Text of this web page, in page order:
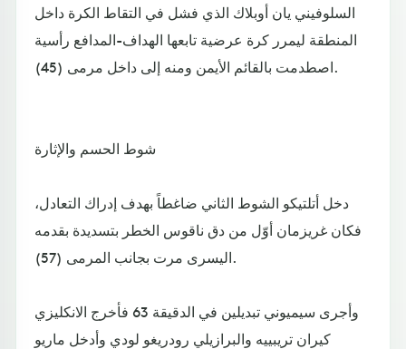
السلوفيني يان أوبلاك الذي فشل في التقاط الكرة داخل
المنطقة ليمرر كرة عرضية تابعها الهداف-المدافع رأسية
اصطدمت بالقائم الأيمن ومنه إلى داخل مرمى (45).
شوط الحسم والإثارة
دخل أتلتيكو الشوط الثاني ضاغطاً بهدف إدراك التعادل،
فكان غريزمان أوّل من دق ناقوس الخطر بتسديدة بقدمه
اليسرى مرت بجانب المرمى (57).
وأجرى سيميوني تبديلين في الدقيقة 63 فأخرج الانكليزي
كيران تريبييه والبرازيلي رودريغو لودي وأدخل ماريو